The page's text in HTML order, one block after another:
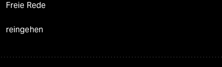
Freie Rede
reingehen